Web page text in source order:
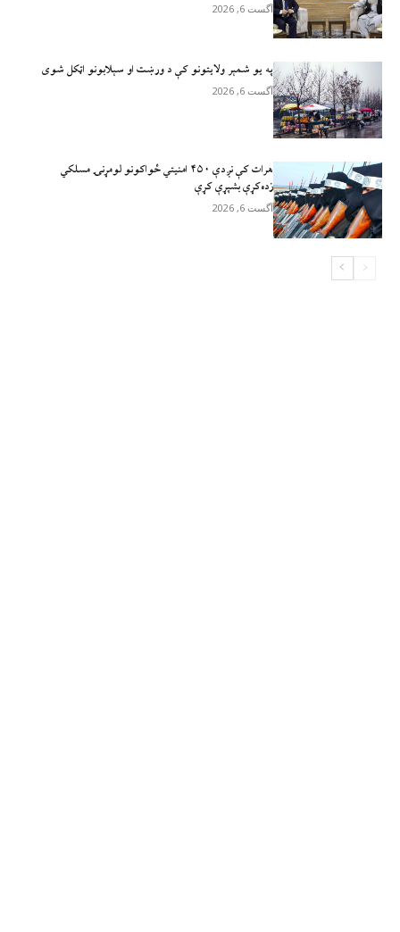
آگست 6, 2026
په یو شمېر ولایتونو کې د ورښت او سېلابونو اټکل شوی
آگست 6, 2026
هرات کې نږدې ۴۵۰ امنيتي ځواکونو لومړنۍ مسلکي
زده‌کړې بشپړې کړې
آگست 6, 2026